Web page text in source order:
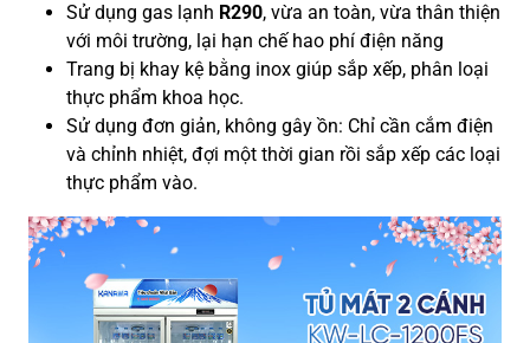
Sử dụng gas lạnh R290, vừa an toàn, vừa thân thiện
với môi trường, lại hạn chế hao phí điện năng
Trang bị khay kệ bằng inox giúp sắp xếp, phân loại
thực phẩm khoa học.
Sử dụng đơn giản, không gây ồn: Chỉ cần cắm điện
và chỉnh nhiệt, đợi một thời gian rồi sắp xếp các loại
thực phẩm vào.